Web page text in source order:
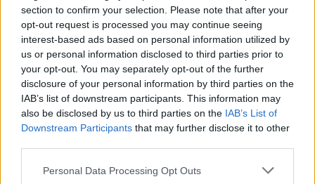
section to confirm your selection. Please note that after your
opt-out request is processed you may continue seeing
interest-based ads based on personal information utilized by
us or personal information disclosed to third parties prior to
your opt-out. You may separately opt-out of the further
disclosure of your personal information by third parties on the
IAB’s list of downstream participants. This information may
also be disclosed by us to third parties on the IAB’s List of
Downstream Participants that may further disclose it to other
Personal Data Processing Opt Outs
Θέμα χρόνου η ομαλοποίηση της
υδροδότησης στη Χίο
Ξεκάθαρος για ανεμογεννήτριες και
αποκατάσταση δασών ο Ν. Χαρδαλιάς
TAGS: ΕΞΩΣΤΡΕΦΕΙΑ ΚΑΤΑΚΟΛΟ ΠΥΡΓΟΣ ΣΧΕΔΙΟ
ΤΟΥΡΙΣΤΙΚΗΣ ΑΝΑΠΤΥΞΗΣ